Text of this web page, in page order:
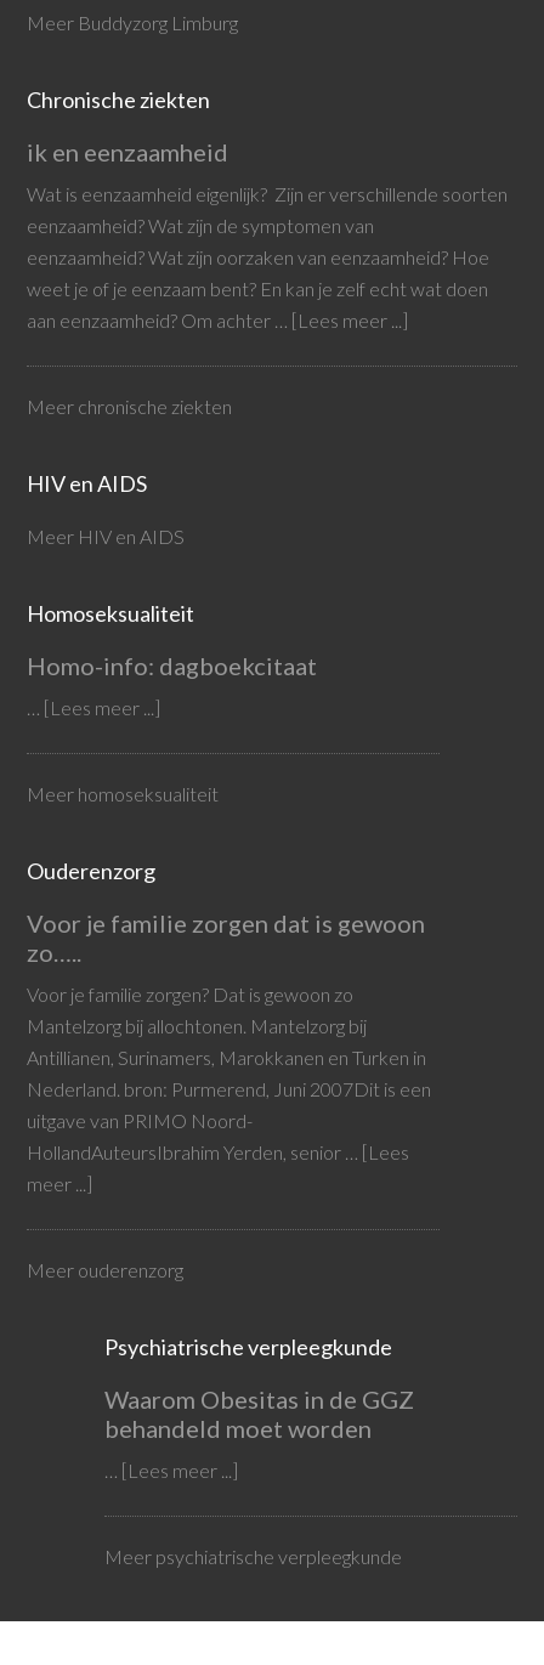
Meer Buddyzorg Limburg
Chronische ziekten
ik en eenzaamheid
Wat is eenzaamheid eigenlijk? Zijn er verschillende soorten
eenzaamheid? Wat zijn de symptomen van
eenzaamheid? Wat zijn oorzaken van eenzaamheid? Hoe
weet je of je eenzaam bent? En kan je zelf echt wat doen
aan eenzaamheid? Om achter … [Lees meer ...]
Meer chronische ziekten
HIV en AIDS
Meer HIV en AIDS
Homoseksualiteit
Homo-info: dagboekcitaat
… [Lees meer ...]
Meer homoseksualiteit
Ouderenzorg
Voor je familie zorgen dat is gewoon
zo…..
Voor je familie zorgen? Dat is gewoon zo
Mantelzorg bij allochtonen. Mantelzorg bij
Antillianen, Surinamers, Marokkanen en Turken in
Nederland. bron: Purmerend, Juni 2007Dit is een
uitgave van PRIMO Noord-
HollandAuteursIbrahim Yerden, senior … [Lees
meer ...]
Meer ouderenzorg
Psychiatrische verpleegkunde
Waarom Obesitas in de GGZ
behandeld moet worden
… [Lees meer ...]
Meer psychiatrische verpleegkunde